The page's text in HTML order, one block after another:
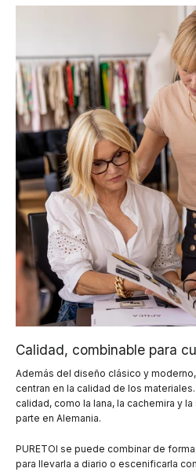
Calidad, combinable para
Además del diseño clásico y
centran en la calidad de los
calidad, como la lana, la cachemira y
parte en Alemania.
PURETOI se puede combinar de
para llevarla a diario o escenificarla